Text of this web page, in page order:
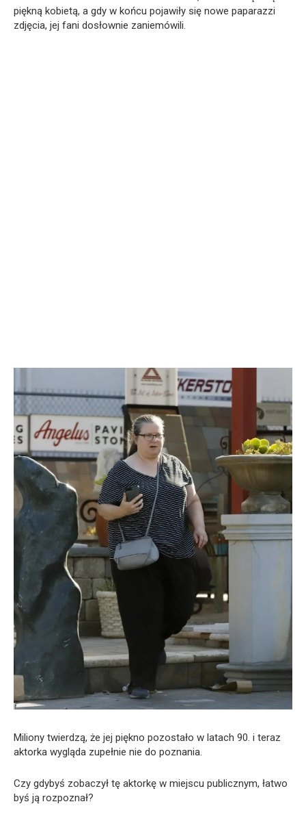
piękną kobietą, a gdy w końcu pojawiły się nowe paparazzi
zdjęcia, jej fani dosłownie zaniemówili.
Miliony twierdzą, że jej piękno pozostało w latach 90. i teraz
aktorka wygląda zupełnie nie do poznania.
Czy gdybyś zobaczył tę aktorkę w miejscu publicznym, łatwo
byś ją rozpoznał?